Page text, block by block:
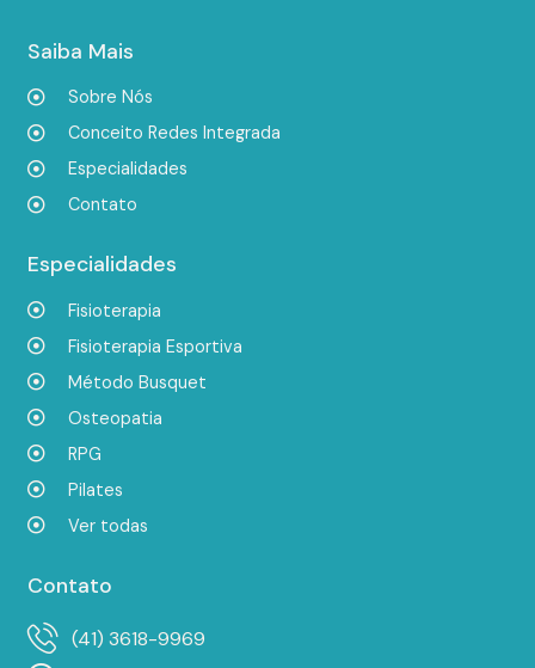
Saiba Mais
Sobre Nós
Conceito Redes Integrada
Especialidades
Contato
Especialidades
Fisioterapia
Fisioterapia Esportiva
Método Busquet
Osteopatia
RPG
Pilates
Ver todas
Contato
(41) 3618-9969